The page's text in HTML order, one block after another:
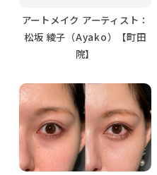
アートメイク アーティスト：
松坂 綾子（Ayako）【町田
院】